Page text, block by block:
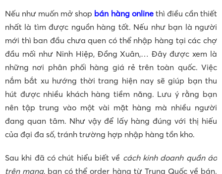
Nếu như muốn mở shop bán hàng onlinethì điều cần thiết
nhất là tìm được nguồn hàng tốt. Nếu như bạn là người
mới thì ban đầu chưa quen có thể nhập hàng tại các chợ
đầu mối như Ninh Hiệp, Đồng Xuân,… Đây được xem là
những nơi phân phối hàng giá rẻ trên toàn quốc. Việc
nắm bắt xu hướng thời trang hiện nay sẽ giúp bạn thu
hút được nhiều khách hàng tiềm năng. Lưu ý rằng bạn
nên tập trung vào một vài mặt hàng mà nhiều người
đang quan tâm. Như vậy để lấy hàng đúng với thị hiếu
của đại đa số, tránh trường hợp nhập hàng tồn kho.
Sau khi đã có chút hiểu biết về cách kinh doanh quần áo
trên mạng, bạn có thể order hàng từ Trung Quốc về bán.